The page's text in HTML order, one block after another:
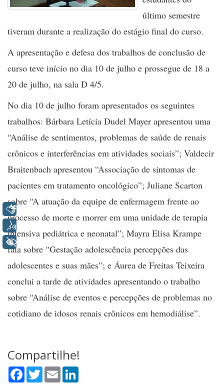
último semestre
tiveram durante a realização do estágio final do curso.
A apresentação e defesa dos trabalhos de conclusão de
curso teve início no dia 10 de julho e prossegue de 18 a
20 de julho, na sala D 4/5.
No dia 10 de julho foram apresentados os seguintes
trabalhos: Bárbara Letícia Dudel Mayer apresentou uma
“Análise de sentimentos, problemas de saúde de renais
crônicos e interferências em atividades sociais”; Valdecir
Braitenbach apresentou “Associação de sintomas de
pacientes em tratamento oncológico”; Juliane Scarton
sobre “A atuação da equipe de enfermagem frente ao
processo de morte e morrer em uma unidade de terapia
intensiva pediátrica e neonatal”; Mayra Elisa Krampe
fala sobre “Gestação adolescência percepções das
adolescentes e suas mães”; e Áurea de Freitas Teixeira
conclui a tarde de atividades apresentando o trabalho
sobre “Análise de eventos e percepções de problemas no
cotidiano de idosos renais crônicos em hemodiálise”.
Compartilhe!
Facebook
TwitterEmail
+ Acessibilidade